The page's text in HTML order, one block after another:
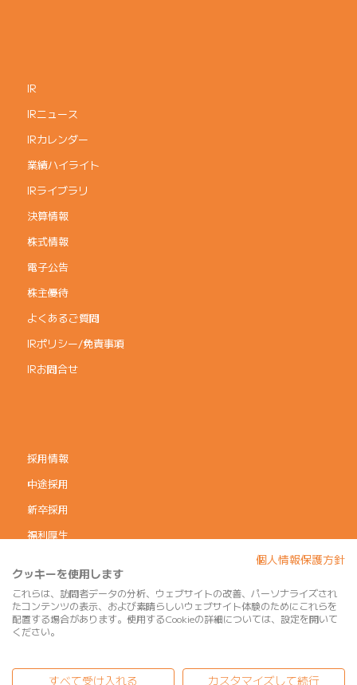
IR
IRニュース
IRカレンダー
業績ハイライト
IRライブラリ
決算情報
株式情報
電子公告
株主優待
よくあるご質問
IRポリシー/免責事項
IRお問合せ
採用情報
中途採用
新卒採用
福利厚生
個人情報保護方針
利用規約
サイトマップ
個人情報保護方針
クッキーを使用します
これらは、訪問者データの分析、ウェブサイトの改善、パーソナライズされ
たコンテンツの表示、および素晴らしいウェブサイト体験のためにこれらを
配置する場合があります。使用するCookieの詳細については、設定を開いて
ください。
すべて受け入れる カスタマイズして続行